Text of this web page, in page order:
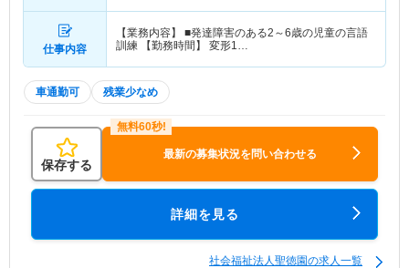
仕事内容
【業務内容】 ■発達障害のある2～6歳の児童の言語
訓練 【勤務時間】 変形1…
車通勤可 残業少なめ
保存する
最新の募集状況を問い合わせる
詳細を見る
社会福祉法人聖徳園の求人一覧